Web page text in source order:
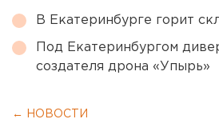
В Екатеринбурге горит
Под Екатеринбургом
создателя дрона «Упырь»
← НОВОСТИ